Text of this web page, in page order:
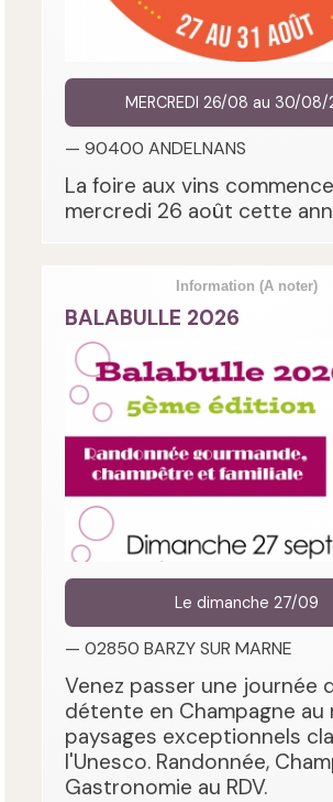
MERCREDI 26/08 au 30/
— 90400 ANDELNANS
La foire aux vins
mercredi 26 août cette
Information (A noter)
BALABULLE 2026
Le dimanche 27/09
— 02850 BARZY SUR MARNE
Venez passer une journée
détente en Champagne au
paysages exceptionnels
l'Unesco. Randonnée,
Gastronomie au RDV.